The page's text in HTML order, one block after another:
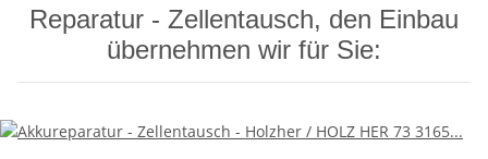
Reparatur - Zellentausch, den Einbau
übernehmen wir für Sie: